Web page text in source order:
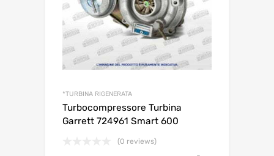
*TURBINA RIGENERATA
Turbocompressore Turbina
Garrett 724961 Smart 600
(0 reviews)